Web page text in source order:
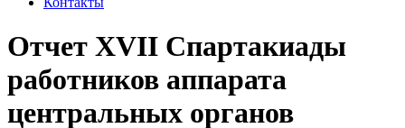
Отчет XVII Спартакиады
работников аппарата
центральных органов